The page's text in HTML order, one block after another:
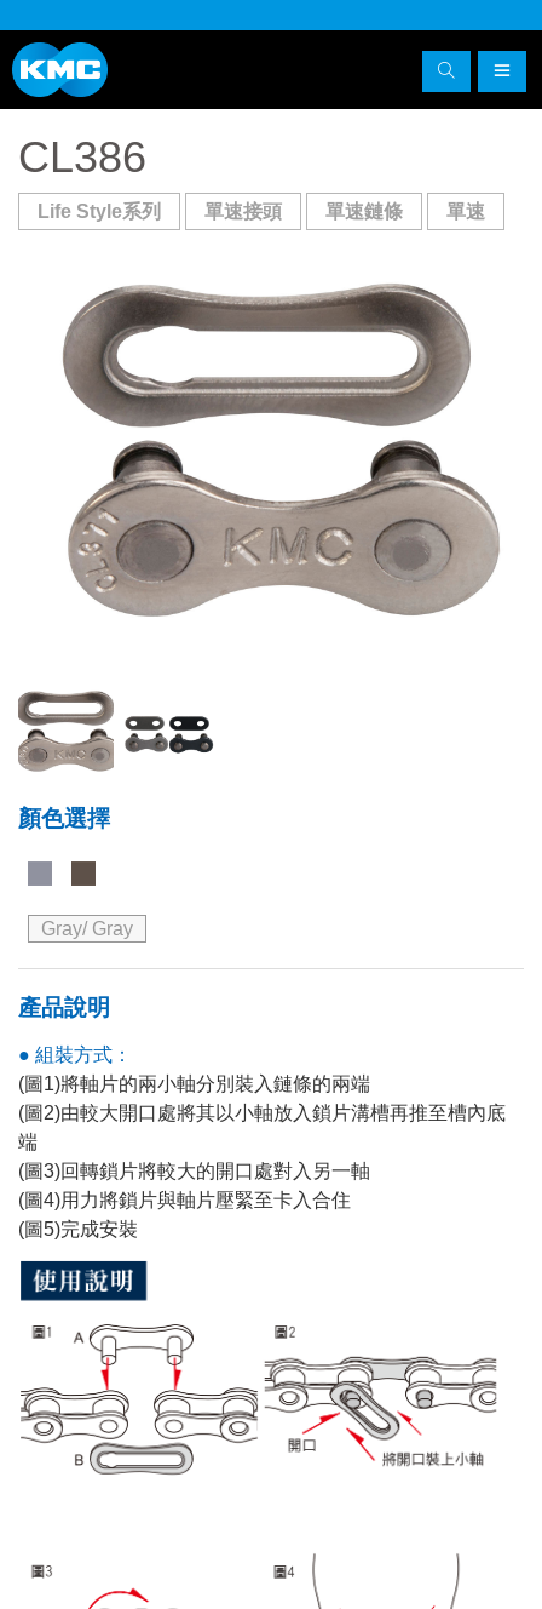
CL386
Life Style系列 單速接頭 單速鏈條 單速
顏色選擇
Gray/ Gray
產品說明
● 組裝方式：
(圖1)將軸片的兩小軸分別裝入鏈條的兩端
(圖2)由較大開口處將其以小軸放入鎖片溝槽再推至槽內底
端
(圖3)回轉鎖片將較大的開口處對入另一軸
(圖4)用力將鎖片與軸片壓緊至卡入合住
(圖5)完成安裝